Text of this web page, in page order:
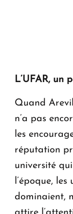
L’UFAR, un
Quand
n’a pas
les
réputation
université
l’époque,
dominaient,